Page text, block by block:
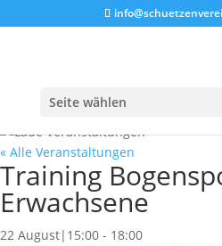
Seite wählen
« Alle Veranstaltungen
Training
Erwachsene
22 August|15:00 - 18:00